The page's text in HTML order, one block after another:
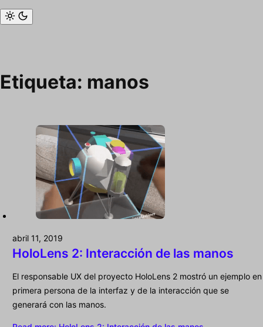
Etiqueta: manos
abril 11, 2019
HoloLens 2: Interacción de las manos
El responsable UX del proyecto HoloLens 2 mostró un ejemplo en
primera persona de la interfaz y de la interacción que se
generará con las manos.